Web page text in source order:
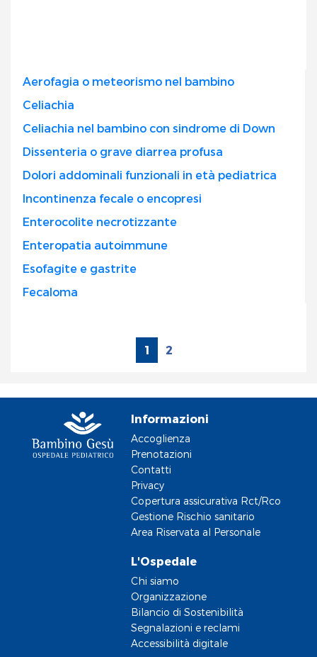
Aerofagia o meteorismo nel bambino
Celiachia
Celiachia nel bambino con sindrome di Down
Dissenteria o grave diarrea profusa
Dolori addominali funzionali in età pediatrica
Incontinenza fecale o encopresi
Enterocolite necrotizzante
Enteropatia autoimmune
Esofagite e gastrite
Fecaloma
1 2
Informazioni
Accoglienza
Prenotazioni
Contatti
Privacy
Copertura assicurativa Rct/Rco
Gestione Rischio sanitario
Area Riservata al Personale
L'Ospedale
Chi siamo
Organizzazione
Bilancio di Sostenibilità
Segnalazioni e reclami
Accessibilità digitale